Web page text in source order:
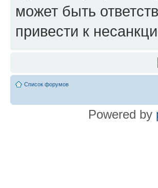
может быть
привести к
Список форумов
Powered by